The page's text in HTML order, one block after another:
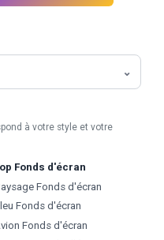
à votre style et votre
Fonds d'écran
Fonds d'écran
Fonds d'écran
Fonds d'écran